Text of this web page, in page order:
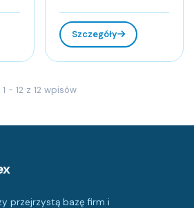
Szczegóły
1 - 12 z 12 wpisów
przejrzystą bazę firm i